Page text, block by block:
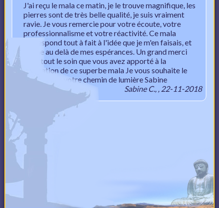
J'ai reçu le mala ce matin, je le trouve magnifique, les
pierres sont de très belle qualité, je suis vraiment
ravie. Je vous remercie pour votre écoute, votre
professionnalisme et votre réactivité. Ce mala
correspond tout à fait à l'idée que je m'en faisais, et
même au delà de mes espérances. Un grand merci
pour tout le soin que vous avez apporté à la
réalisation de ce superbe mala Je vous souhaite le
meilleur sur votre chemin de lumière Sabine
Sabine C., , 22-11-2018